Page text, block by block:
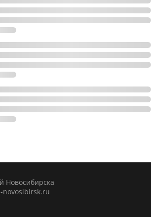
Новосибирска
novosibirsk.ru